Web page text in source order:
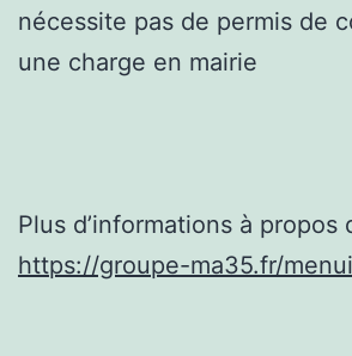
nécessite pas de permis de
une charge en mairie
Plus d’informations à propos
https://groupe-ma35.fr/